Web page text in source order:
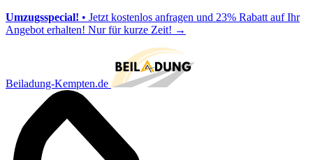
Umzugsspecial! • Jetzt kostenlos anfragen und 23% Rabatt auf Ihr
Angebot erhalten! Nur für kurze Zeit! →
Beiladung-Kempten.de